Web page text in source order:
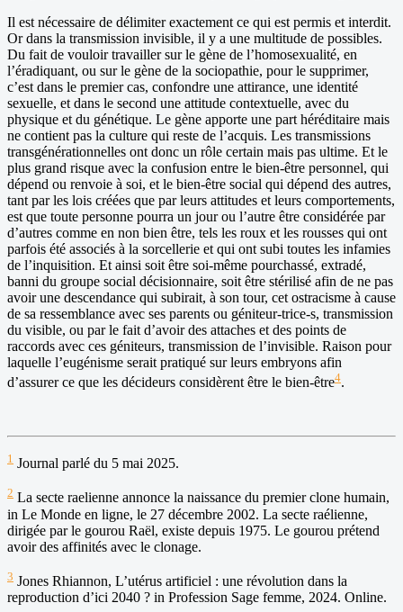
Il est nécessaire de délimiter exactement ce qui est permis et interdit.
Or dans la transmission invisible, il y a une multitude de possibles.
Du fait de vouloir travailler sur le gène de l’homosexualité, en
l’éradiquant, ou sur le gène de la sociopathie, pour le supprimer,
c’est dans le premier cas, confondre une attirance, une identité
sexuelle, et dans le second une attitude contextuelle, avec du
physique et du génétique. Le gène apporte une part héréditaire mais
ne contient pas la culture qui reste de l’acquis. Les transmissions
transgénérationnelles ont donc un rôle certain mais pas ultime. Et le
plus grand risque avec la confusion entre le bien-être personnel, qui
dépend ou renvoie à soi, et le bien-être social qui dépend des autres,
tant par les lois créées que par leurs attitudes et leurs comportements,
est que toute personne pourra un jour ou l’autre être considérée par
d’autres comme en non bien être, tels les roux et les rousses qui ont
parfois été associés à la sorcellerie et qui ont subi toutes les infamies
de l’inquisition. Et ainsi soit être soi-même pourchassé, extradé,
banni du groupe social décisionnaire, soit être stérilisé afin de ne pas
avoir une descendance qui subirait, à son tour, cet ostracisme à cause
de sa ressemblance avec ses parents ou géniteur-trice-s, transmission
du visible, ou par le fait d’avoir des attaches et des points de
raccords avec ces géniteurs, transmission de l’invisible. Raison pour
laquelle l’eugénisme serait pratiqué sur leurs embryons afin
d’assurer ce que les décideurs considèrent être le bien-être4.
1 Journal parlé du 5 mai 2025.
2 La secte raelienne annonce la naissance du premier clone humain,
in Le Monde en ligne, le 27 décembre 2002. La secte raélienne,
dirigée par le gourou Raël, existe depuis 1975. Le gourou prétend
avoir des affinités avec le clonage.
3 Jones Rhiannon, L’utérus artificiel : une révolution dans la
reproduction d’ici 2040 ? in Profession Sage femme, 2024. Online.